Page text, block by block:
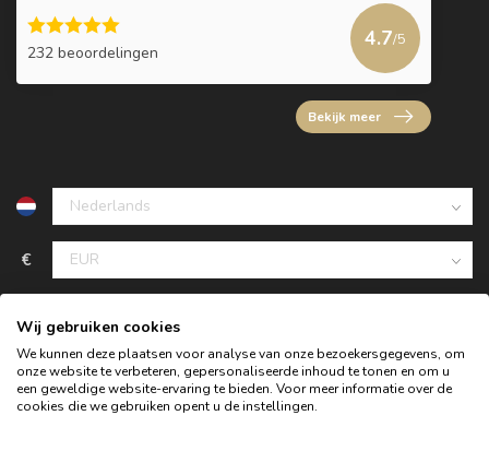
232 beoordelingen
4.7/5
Bekijk meer
€
Wij gebruiken cookies
We kunnen deze plaatsen voor analyse van onze bezoekersgegevens, om
onze website te verbeteren, gepersonaliseerde inhoud te tonen en om u
een geweldige website-ervaring te bieden. Voor meer informatie over de
cookies die we gebruiken opent u de instellingen.